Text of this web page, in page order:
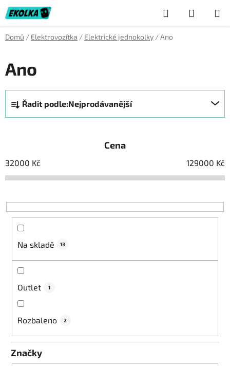
Přejít
na
obsah
Hledat
KOŠÍK
Domů / Elektrovozítka / Elektrické jednokolky /Ano
Ano
Ř
a
z
í
p
o
d
Řadit podle:Nejprodávanější
Cena
32000 Kč 129000 Kč
Na skladě 13
Outlet 1
Rozbaleno 2
Značky